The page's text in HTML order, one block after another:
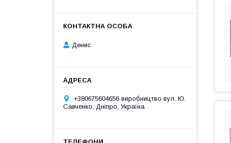
Денис
+380675604656 виробництво вул. Ю.
Савченко, Дніпро, Україна